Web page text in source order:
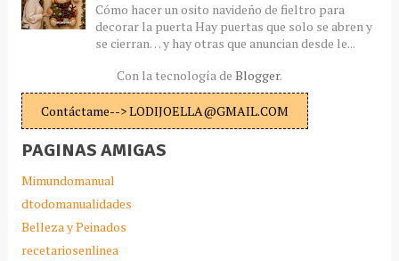
Cómo hacer un osito navideño de fieltro para
decorar la puerta Hay puertas que solo se abren y
se cierran… y hay otras que anuncian desde le...
Con la tecnología de Blogger.
Contáctame--> LODIJOELLA@GMAIL.COM
PAGINAS AMIGAS
Mimundomanual
dtodomanualidades
Belleza y Peinados
recetariosenlinea